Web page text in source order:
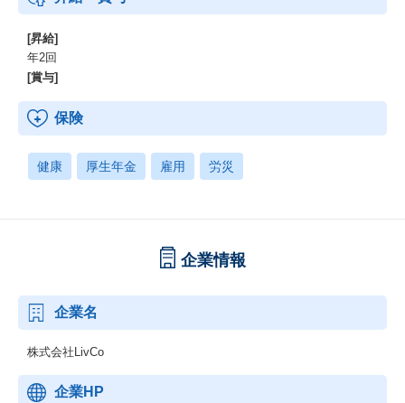
[昇給]
年2回
[賞与]
保険
健康 厚生年金 雇用 労災
企業情報
企業名
株式会社LivCo
企業HP